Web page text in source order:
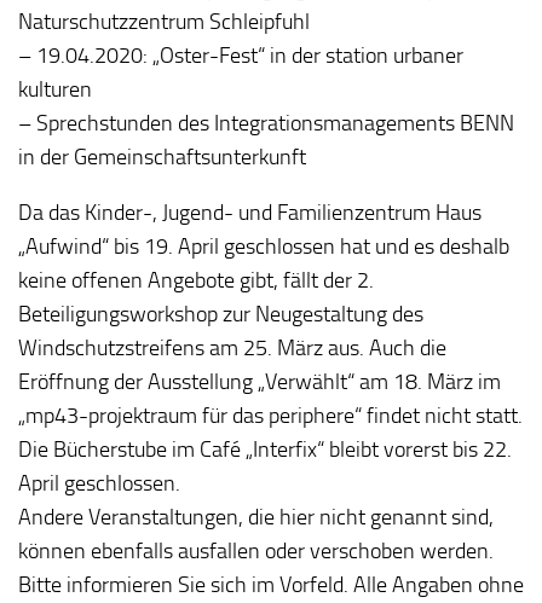
Naturschutzzentrum Schleipfuhl
– 19.04.2020: „Oster-Fest“ in der station urbaner
kulturen
– Sprechstunden des Integrationsmanagements BENN
in der Gemeinschaftsunterkunft
Da das Kinder-, Jugend- und Familienzentrum Haus
„Aufwind“ bis 19. April geschlossen hat und es deshalb
keine offenen Angebote gibt, fällt der 2.
Beteiligungsworkshop zur Neugestaltung des
Windschutzstreifens am 25. März aus. Auch die
Eröffnung der Ausstellung „Verwählt“ am 18. März im
„mp43-projektraum für das periphere“ findet nicht statt.
Die Bücherstube im Café „Interfix“ bleibt vorerst bis 22.
April geschlossen.
Andere Veranstaltungen, die hier nicht genannt sind,
können ebenfalls ausfallen oder verschoben werden.
Bitte informieren Sie sich im Vorfeld. Alle Angaben ohne